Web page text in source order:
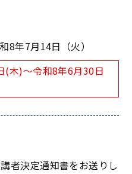
8年7月14日（火）
(木)〜令和8年6月30日
者決定通知書をお送りし